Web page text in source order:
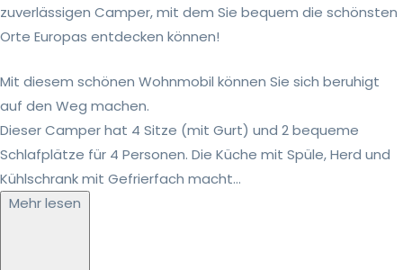
zuverlässigen Camper, mit dem Sie bequem die schönsten
Orte Europas entdecken können!
Mit diesem schönen Wohnmobil können Sie sich beruhigt
auf den Weg machen.
Dieser Camper hat 4 Sitze (mit Gurt) und 2 bequeme
Schlafplätze für 4 Personen. Die Küche mit Spüle, Herd und
Kühlschrank mit Gefrierfach macht...
Mehr lesen